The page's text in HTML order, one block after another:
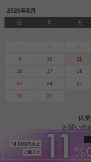
2026年8月
日 月 火
9 10 11
16 17 18
23 24 25
30 31
休
お問い合
© 2008 E-